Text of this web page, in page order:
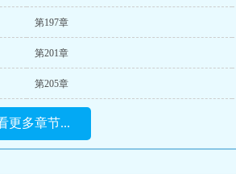
第197章
第201章
第205章
更多章节...